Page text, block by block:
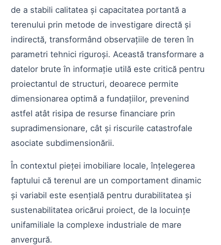
de a stabili calitatea și capacitatea portantă a
terenului prin metode de investigare directă și
indirectă, transformând observațiile de teren în
parametri tehnici riguroși. Această transformare a
datelor brute în informație utilă este critică pentru
proiectantul de structuri, deoarece permite
dimensionarea optimă a fundațiilor, prevenind
astfel atât risipa de resurse financiare prin
supradimensionare, cât și riscurile catastrofale
asociate subdimensionării.
În contextul pieței imobiliare locale, înțelegerea
faptului că terenul are un comportament dinamic
și variabil este esențială pentru durabilitatea și
sustenabilitatea oricărui proiect, de la locuințe
unifamiliale la complexe industriale de mare
anvergură.